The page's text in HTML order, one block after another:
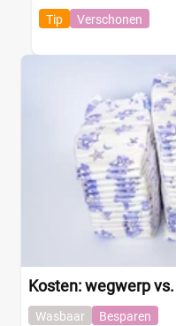
Tip Verschonen
Kosten: wegwerp
Wasbaar Besparen